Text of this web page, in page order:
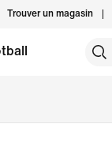
Trouver un magasin